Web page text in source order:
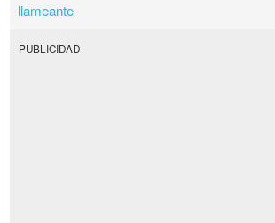
llameante
PUBLICIDAD